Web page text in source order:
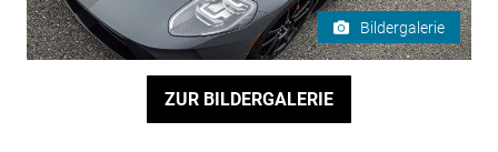
Bildergalerie
ZUR BILDERGALERIE